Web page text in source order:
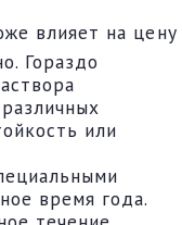
влияет на цену
Гораздо
или
время года.